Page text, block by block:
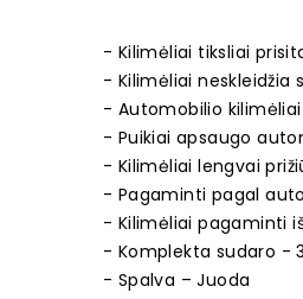
- Kilimėliai tiksliai
- Kilimėliai neskleidžia
- Automobilio
- Puikiai apsaugo
- Kilimėliai lengvai
- Pagaminti pagal
- Kilimėliai pagaminti
- Komplekta sudaro -
- Spalva – Juoda